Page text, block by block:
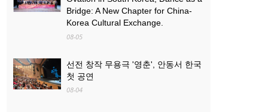
Bridge: A New Chapter for China-
Korea Cultural Exchange.
08-05
선전 창작 무용극 '영춘', 안동서 한국
첫 공연
08-04